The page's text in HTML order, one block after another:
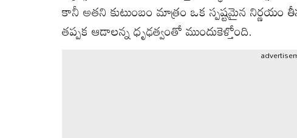
వ్యవసాయంకానీ అతని కుటుంబం మాత్రం ఒక స్పష్టమైన నిర్ణయం
తప్పక ఆడాలన్న ధృఢత్వంతో ముందుకెళ్తోంది.